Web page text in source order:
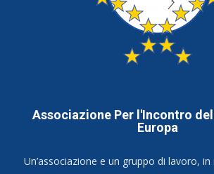
Associazione Per l'Incontro
Europa
Un’associazione e un gruppo di lavoro,